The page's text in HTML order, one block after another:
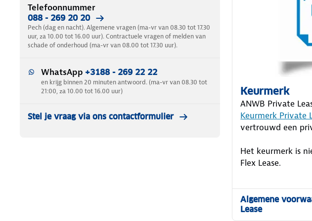
Telefoonnummer
088 - 269 20 20
Pech (dag en nacht). Algemene vragen (ma-vr van 08.30 tot 17.30
uur, za 10.00 tot 16.00 uur). Contractuele vragen of melden van
schade of onderhoud (ma-vr van 08.00 tot 17.30 uur).
WhatsApp +3188 - 269 22 22
en krijg binnen 20 minuten antwoord. (ma-vr van 08.30 tot
21:00, za 10.00 tot 16.00 uur)
Stel je vraag via ons contactformulier
Keurmerk
ANWB Private
Keurmerk Private
vertrouwd een
Het keurmerk is
Flex Lease.
Algemene
Lease